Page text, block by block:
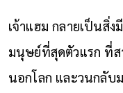
เจ้าแฮม กลายเป็นสิ่
มนุษย์ที่สุดตัวแรก ที่ส
นอกโลก และวนกลับ